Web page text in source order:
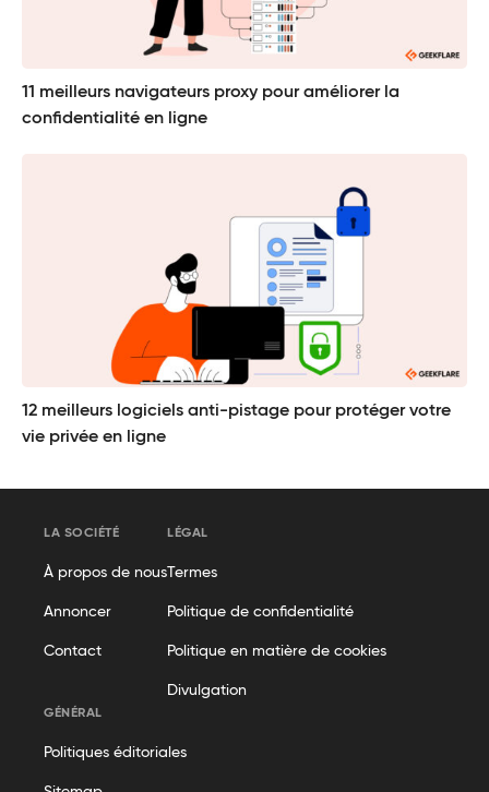
11 meilleurs navigateurs proxy pour améliorer la
confidentialité en ligne
12 meilleurs logiciels anti-pistage pour protéger votre
vie privée en ligne
LA SOCIÉTÉ
À propos de nous
Annoncer
Contact
LÉGAL
Termes
Politique de confidentialité
Politique en matière de cookies
Divulgation
GÉNÉRAL
Politiques éditoriales